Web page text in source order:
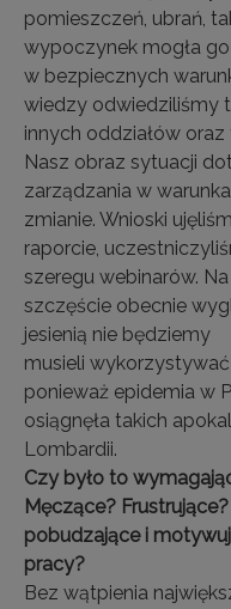
pomieszczeń, ubrań,
wypoczynek mogła
w bezpiecznych
wiedzy odwiedziliśmy
innych oddziałów
Nasz obraz sytuacji
zarządzania w
zmianie. Wnioski
raporcie,
szeregu webinarów. Na
szczęście obecnie
jesienią nie będziemy
musieli
ponieważ epidemia w
osiągnęła takich
Lombardii.
Czy było to
Męczące?
pobudzające i
pracy?
Bez wątpienia